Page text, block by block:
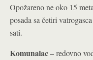
Opožareno ne oko 15
posada sa četiri
sati.
Komunalac– redovno